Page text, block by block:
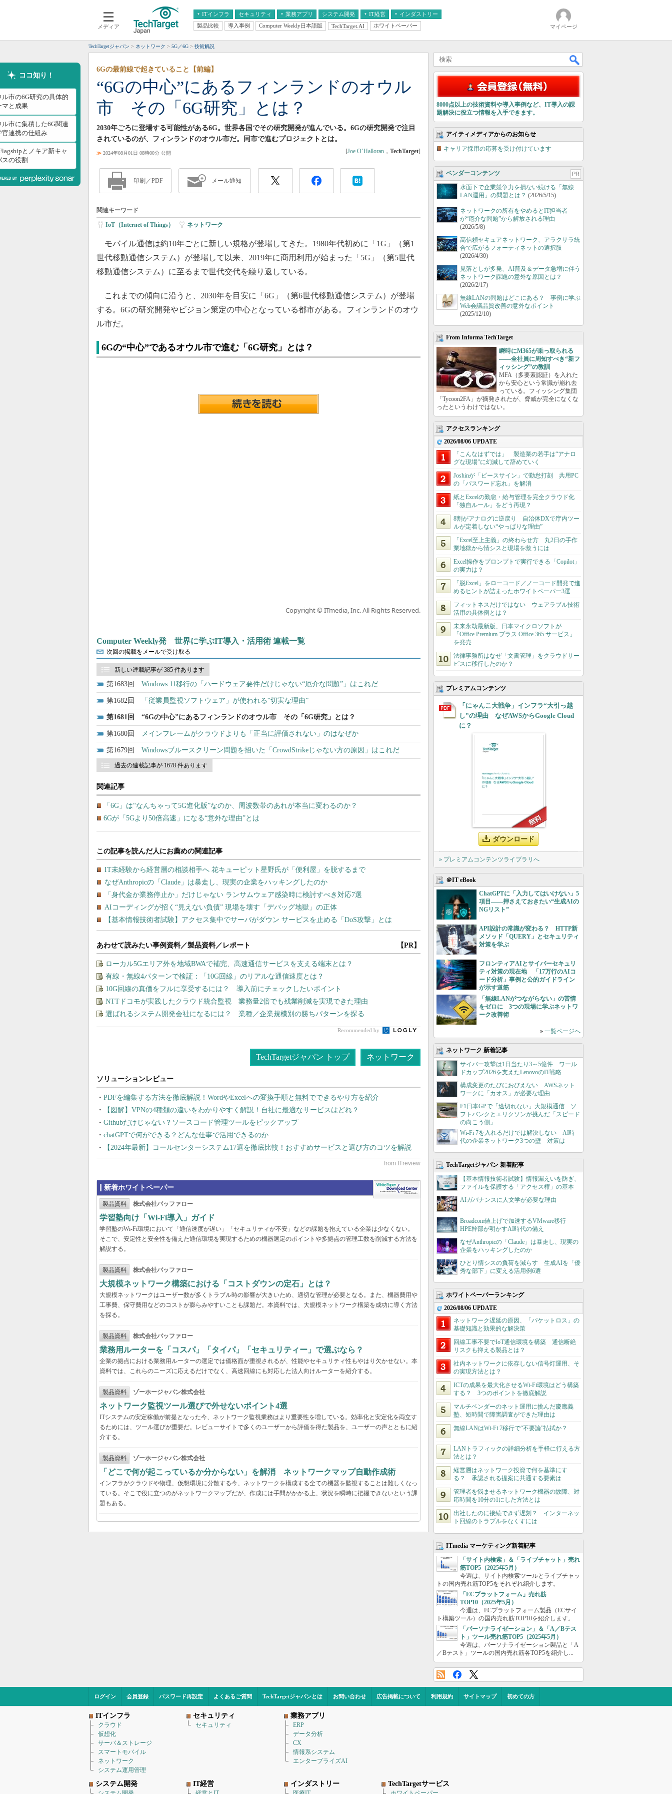
メディア
ITインフラ
クラウド
スマートモバイル
ネットワーク
システム運用管理
セキュリティ 業務アプリ
エンタープライズAI
ERP
CX
情報系システム
システム開発 IT経営
経営とIT
インダストリー
医療IT
製品比較 導入事例 Computer Weekly日本語版 TechTarget.AI ホワイトペーパー マイページ
TechTargetジャパン ネットワーク 5G／6G 技術解説
ココ知り！
ル市の6G研究の具体的
マと成果
ル市に集積した6G関連
官連携の仕組み
とノキア新キャ
スの役割
“6Gの中心”にあるフィンランドのオウル
市 その「6G研究」とは？
6Gの最前線で起きていること【前編】
2030年ごろに登場する可能性がある6G。世界各国でその研究開発が進んでいる。6Gの研究開発で注目
されているのが、フィンランドのオウル市だ。同市で進むプロジェクトとは。
≫ 2024年08月01日 08時00分 公開 [Joe O’Halloran ， TechTarget]
印刷／PDF メール通知
関連キーワード
IoT（Internet of Things） ネットワーク
モバイル通信は約10年ごとに新しい規格が登場してきた。1980年代初めに「1G」（第1
世代移動通信システム）が登場して以来、2019年に商用利用が始まった「5G」（第5世代
移動通信システム）に至るまで世代交代を繰り返している。
これまでの傾向に沿うと、2030年を目安に「6G」（第6世代移動通信システム）が登場
する。6Gの研究開発やビジョン策定の中心となっている都市がある。フィンランドのオウ
ル市だ。
6Gの“中心”であるオウル市で進む「6G研究」とは？
Copyright © ITmedia, Inc. All Rights Reserved.
Computer Weekly発 世界に学ぶIT導入・活用術 連載一覧
次回の掲載をメールで受け取る
新しい連載記事が 385 件あります
1683 Windows 11移行の「ハードウェア要件だけじゃない“厄介な問題”」はこれだ
1682 「従業員監視ソフトウェア」が使われる“切実な理由”
1681 “6Gの中心”にあるフィンランドのオウル市 その「6G研究」とは？
1680 メインフレームがクラウドよりも「正当に評価されない」のはなぜか
1679 Windowsブルースクリーン問題を招いた「CrowdStrikeじゃない方の原因」はこれだ
過去の連載記事が 1678 件あります
関連記事
「6G」は“なんちゃって5G進化版”なのか、周波数帯のあれが本当に変わるのか？
6Gが「5Gより50倍高速」になる“意外な理由”とは
あわせて読みたい事例資料／製品資料／レポート 【PR】
ローカル5Gエリア外を地域BWAで補完、高速通信サービスを支える端末とは？
有線・無線4パターンで検証：「10G回線」のリアルな通信速度とは？
10G回線の真価をフルに享受するには？ 導入前にチェックしたいポイント
NTTドコモが実践したクラウド統合監視 業務量2倍でも残業削減を実現できた理由
選ばれるシステム開発会社になるには？ 業種／企業規模別の勝ちパターンを探る
Recommended by
TechTargetジャパン トップ ネットワーク
PDFを編集する方法を徹底解説！WordやExcelへの変換手順と無料でできるやり方を紹介
【図解】VPNの4種類の違いをわかりやすく解説！自社に最適なサービスはどれ？
Githubだけじゃない？ソースコード管理ツールをピックアップ
chatGPTで何ができる？どんな仕事で活用できるのか
【2024年最新】コールセンターシステム17選を徹底比較！おすすめサービスと選び方のコツを解説
新着ホワイトペーパー
製品資料 株式会社バッファロー
学習塾向け「Wi-Fi導入」ガイド
学習塾のWi-Fi環境において「通信速度が遅い」「セキュリティが不安」などの課題を抱えている企業は少なくない。
そこで、安定性と安全性を備えた通信環境を実現するための機器選定のポイントや多拠点の管理工数を削減する方法を
解説する。
製品資料 株式会社バッファロー
大規模ネットワーク構築における「コストダウンの定石」とは？
大規模ネットワークはユーザー数が多くトラブル時の影響が大きいため、適切な管理が必要となる。また、機器費用や
工事費、保守費用などのコストが膨らみやすいことも課題だ。本資料では、大規模ネットワーク構築を成功に導く方法
を探る。
製品資料 株式会社バッファロー
業務用ルーターを「コスパ」「タイパ」「セキュリティー」で選ぶなら？
企業の拠点における業務用ルーターの選定では価格面が重視されるが、性能やセキュリティ性もやはり欠かせない。本
資料では、これらのニーズに応えるだけでなく、高速回線にも対応した法人向けルーターを紹介する。
製品資料 ゾーホージャパン株式会社
ネットワーク監視ツール選びで外せないポイント4選
ITシステムの安定稼働が前提となった今、ネットワーク監視業務はより重要性を増している。効率化と安定化を両立す
るためには、ツール選びが重要だ。レビューサイトで多くのユーザーから評価を得た製品を、ユーザーの声とともに紹
介する。
製品資料 ゾーホージャパン株式会社
「どこで何が起こっているか分からない」を解消 ネットワークマップ自動作成術
インフラがクラウドや物理、仮想環境に分散する今、ネットワークを構成する全ての機器を監視することは難しくなっ
ている。そこで役に立つのがネットワークマップだが、作成には手間がかかる上、状況を瞬時に把握できないという課
題もある。
8000点以上の技術資料や導入事例など、IT導入の課
題解決に役立つ情報を入手できます。
アイティメディアからのお知らせ
キャリア採用の応募を受け付けています
ベンダーコンテンツ PR
水面下で企業競争力を損ない続ける「無線
LAN運用」の問題とは？ (2026/5/15)
ネットワークの所有をやめるとIT担当者
が“厄介な問題”から解放される理由
(2026/5/8)
高信頼セキュアネットワーク、アラクサラ統
合で広がるフォーティネットの選択肢
(2026/4/30)
見落としが多発、AI普及＆データ急増に伴う
ネットワーク課題の意外な原因とは？
(2026/2/17)
無線LANの問題はどこにある？ 事例に学ぶ
Web会議品質改善の意外なポイント
(2025/12/10)
From Informa TechTarget
瞬時にM365が乗っ取られる
――全社員に周知すべき“新フ
ィッシング”の教訓
MFA（多要素認証）を入れた
から安心という常識が崩れ去
っている。フィッシング集団
「Tycoon2FA」が摘発されたが、脅威が完全になくな
ったというわけではない。
アクセスランキング
2026/08/06 UPDATE
「こんなはずでは」 製造業の若手は“アナロ
グな現場”に幻滅して辞めていく
Joshinが「ピースサイン」で勤怠打刻 共用PC
の「パスワード忘れ」を解消
紙とExcelの勤怠・給与管理を完全クラウド化
「独自ルール」をどう再現？
8割がアナログに逆戻り 自治体DXで庁内ツー
ルが定着しない“やっぱりな理由”
「Excel至上主義」の終わらせ方 丸2日の手作
業地獄から情シスと現場を救うには
Excel操作をプロンプトで実行できる「Copilot」
の実力は？
「脱Excel」をローコード／ノーコード開発で進
めるヒントが詰まったホワイトペーパー3選
フィットネスだけではない ウェアラブル技術
活用の具体例とは？
未来永劫最新版、日本マイクロソフトが
「Office Premium プラス Office 365 サービス」
を発売
法律事務所はなぜ「文書管理」をクラウドサー
ビスに移行したのか？
プレミアムコンテンツ
「にゃんこ大戦争」インフラ“大引っ越
し”の理由 なぜAWSからGoogle Cloud
に？
ダウンロード
» プレミアムコンテンツライブラリへ
＠IT eBook
ChatGPTに「入力してはいけない」5
項目――押さえておきたい“生成AIの
NGリスト”
API設計の常識が変わる？ HTTP新
メソッド「QUERY」とセキュリティ
対策を学ぶ
フロンティアAIとサイバーセキュリ
ティ対策の現在地 「17万行のAIコ
ード分析」事例と公的ガイドライン
が示す道筋
「無線LANがつながらない」の苦情
をゼロに 3つの現場に学ぶネットワ
ーク改善術
» 一覧ページへ
ネットワーク 新着記事
サイバー攻撃は1日当たり3～5億件 ワール
ドカップ2026を支えたLenovoのIT戦略
構成変更のたびにおびえない AWSネット
ワークに「カオス」が必要な理由
F1日本GPで「途切れない」大規模通信 ソ
フトバンクとエリクソンが挑んだ「スピード
の向こう側」
Wi-Fi 7を入れるだけでは解決しない AI時
代の企業ネットワーク3つの壁 対策は
TechTargetジャパン 新着記事
【基本情報技術者試験】情報漏えいを防ぎ、
ファイルを保護する「アクセス権」の基本
AIガバナンスに人文学が必要な理由
Broadcom値上げで加速するVMware移行
HPE幹部が明かすAI時代の備え
なぜAnthropicの「Claude」は暴走し、現実の
企業をハッキングしたのか
ひとり情シスの負荷を減らす 生成AIを「優
秀な部下」に変える活用例6選
ホワイトペーパーランキング
2026/08/06 UPDATE
ネットワーク遅延の原因、「パケットロス」の
基礎知識と効果的な解決策
回線工事不要でIoT通信環境を構築 通信断絶
リスクも抑える製品とは？
社内ネットワークに依存しない信号灯運用、そ
の実現方法とは？
ICTの成果を最大化させるWi-Fi環境はどう構築
する？ 3つのポイントを徹底解説
マルチベンダーのネット運用に挑んだ慶應義
塾、短時間で障害調査ができた理由は
無線LANはWi-Fi 7移行で“不要論”払拭か？
LANトラフィックの詳細分析を手軽に行える方
法とは？
経営層はネットワーク投資で何を基準にす
る？ 承認される提案に共通する要素は
管理者を悩ませるネットワーク機器の故障、対
応時間を10分の1にした方法とは
出社したのに接続できず遅刻？ インターネッ
ト回線のトラブルをなくすには
ITmedia マーケティング新着記事
「サイト内検索」＆「ライブチャット」売れ
筋TOP5（2025年5月）
今週は、サイト内検索ツールとライブチャッ
トの国内売れ筋TOP5をそれぞれ紹介します。
「ECプラットフォーム」売れ筋
TOP10（2025年5月）
今週は、ECプラットフォーム製品（ECサイ
ト構築ツール）の国内売れ筋TOP10を紹介します。
「パーソナライゼーション」＆「A／Bテス
ト」ツール売れ筋TOP5（2025年5月）
今週は、パーソナライゼーション製品と「A
／Bテスト」ツールの国内売れ筋各TOP5を紹介し...
ログイン 会員登録 パスワード再設定 よくあるご質問 TechTargetジャパンとは お問い合わせ 広告掲載について 利用規約 サイトマップ 初めての方
ITインフラ
クラウド
仮想化
サーバ＆ストレージ
スマートモバイル
ネットワーク
システム運用管理
セキュリティ
セキュリティ
業務アプリ
ERP
データ分析
CX
情報系システム
エンタープライズAI
システム開発 IT経営 インダストリー TechTargetサービス